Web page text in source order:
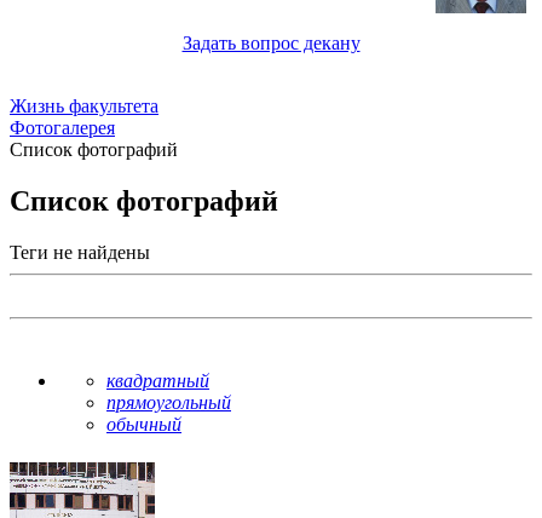
Задать вопрос декану
Жизнь факультета
Фотогалерея
Список фотографий
Список фотографий
Теги не найдены
квадратный
прямоугольный
обычный